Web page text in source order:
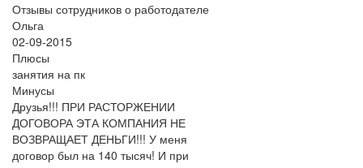
Отзывы сотрудников о работодателе
Ольга
02-09-2015
Плюсы
занятия на пк
Минусы
Друзья!!! ПРИ РАСТОРЖЕНИИ
ДОГОВОРА ЭТА КОМПАНИЯ НЕ
ВОЗВРАЩАЕТ ДЕНЬГИ!!! У меня
договор был на 140 тысяч! И при